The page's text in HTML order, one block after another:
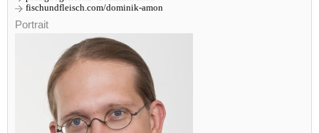
fischundfleisch.com/dominik-amon
Portrait